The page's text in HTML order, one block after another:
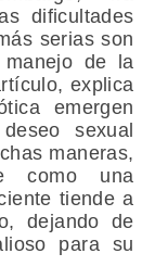
dificultades
serias son
de la
explica
emergen
sexual
maneras,
como una
tiende a
dejando de
para su